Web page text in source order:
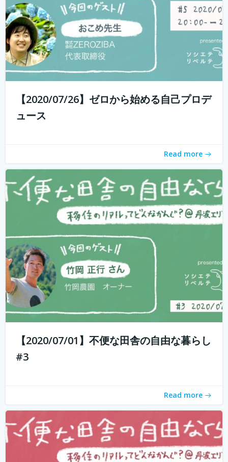
【2020/07/26】ゼロから始める自己プロデ
ュース
Read more
withコロナ時代に入り、オンライン化が加速化すること
で、不便だと思われていた田舎も、不便に感じなくなって
きました。 でも、田舎に自分が好きな仕事ってあるの？そ
う思う方も多いかもしれません。 「不便な田舎の自由な暮
【2020/07/01】不便な田舎の自由な暮らし
#3
Read more
もしかして田舎のことを、遠いしコンビニないし仕事も無
いし、なんて思ってませんか？ 兵庫県丹波地域は「都会に
る。 「不便な田舎の自由な暮らし」...続きを読む